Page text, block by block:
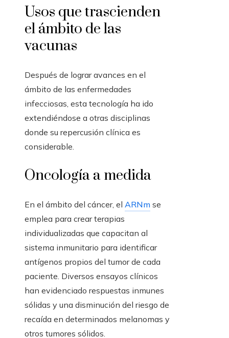
Usos que trascienden
el ámbito de las
vacunas
Después de lograr avances en el
ámbito de las enfermedades
infecciosas, esta tecnología ha ido
extendiéndose a otras disciplinas
donde su repercusión clínica es
considerable.
Oncología a medida
En el ámbito del cáncer, el ARNm se
emplea para crear terapias
individualizadas que capacitan al
sistema inmunitario para identificar
antígenos propios del tumor de cada
paciente. Diversos ensayos clínicos
han evidenciado respuestas inmunes
sólidas y una disminución del riesgo de
recaída en determinados melanomas y
otros tumores sólidos.